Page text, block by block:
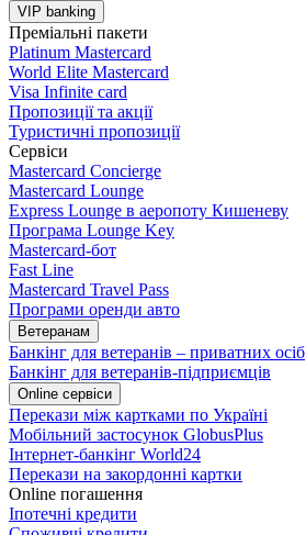
VIP banking
Преміальні пакети
Platinum Mastercard
World Elite Mastercard
Visa Infinite card
Пропозиції та акції
Туристичні пропозиції
Сервіси
Mastercard Concierge
Masterсard Lounge
Express Lounge в аеропоту Кишеневу
Програма Lounge Key
Masterсard-бот
Fast Line
Mastercard Travel Pass
Програми оренди авто
Ветеранам
Банкінг для ветеранів – приватних осіб
Банкінг для ветеранів-підприємців
Online сервіси
Перекази між картками по Україні
Мобільний застосунок GlobusPlus
Інтернет-банкінг World24
Перекази на закордонні картки
Online погашення
Іпотечні кредити